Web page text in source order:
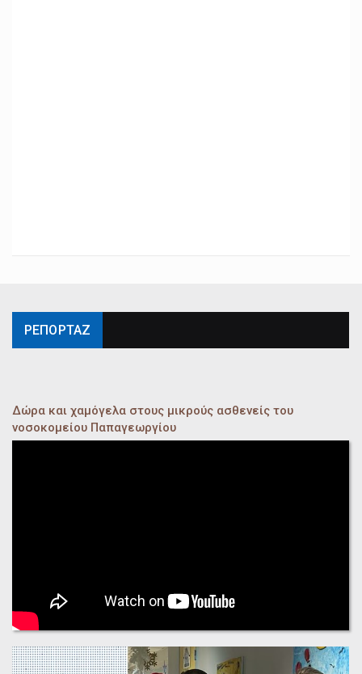
ΡΕΠΟΡΤΑΖ
Δώρα και χαμόγελα στους μικρούς ασθενείς του
νοσοκομείου Παπαγεωργίου